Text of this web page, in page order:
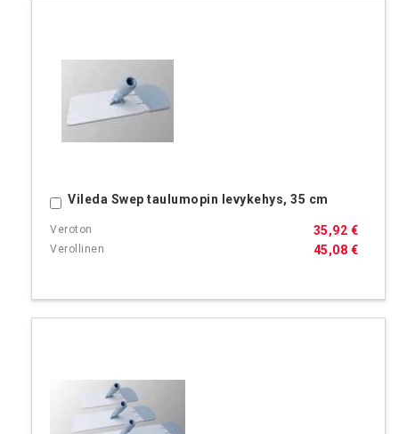
Vileda Swep taulumopin levykehys, 35 cm
45,08 €
35,92 €
Ostoskoriin